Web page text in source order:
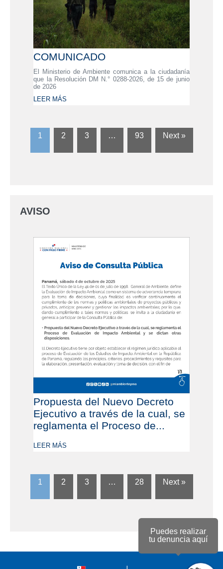
Puedes realizar
tu denuncia aquí
COMUNICADO
El Ministerio de Ambiente comunica a la ciudadanía
que la Resolución DM N.° 0288-2026, de 15 de junio
de 2026
LEER MÁS
1 2 3 … 93 Next »
AVISO
Propuesta del Nuevo Decreto
Ejecutivo a través de la cual, se
reglamenta el Proceso de...
LEER MÁS
1 2 3 … 28 Next »